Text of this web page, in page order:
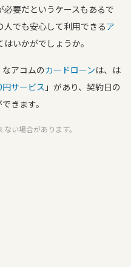
必要だというケースもあるで
人でも安心して利用できるア
いかがでしょうか。
アコムのカードローンは、は
サービス 」があり、契約日の
きます。
い場合があります。